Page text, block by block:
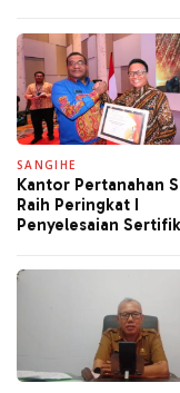
SANGIHE
Kantor Pertanahan
Raih Peringkat I
Penyelesaian